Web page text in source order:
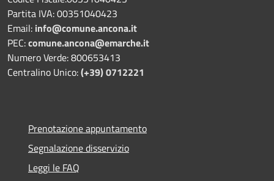
Partita IVA: 00351040423
Email: info@comune.ancona.it
PEC:comune.ancona@emarche.it
Numero Verde: 800653413
Centralino Unico:(+39) 0712221
Prenotazione appuntamento
Segnalazione disservizio
Leggi le FAQ